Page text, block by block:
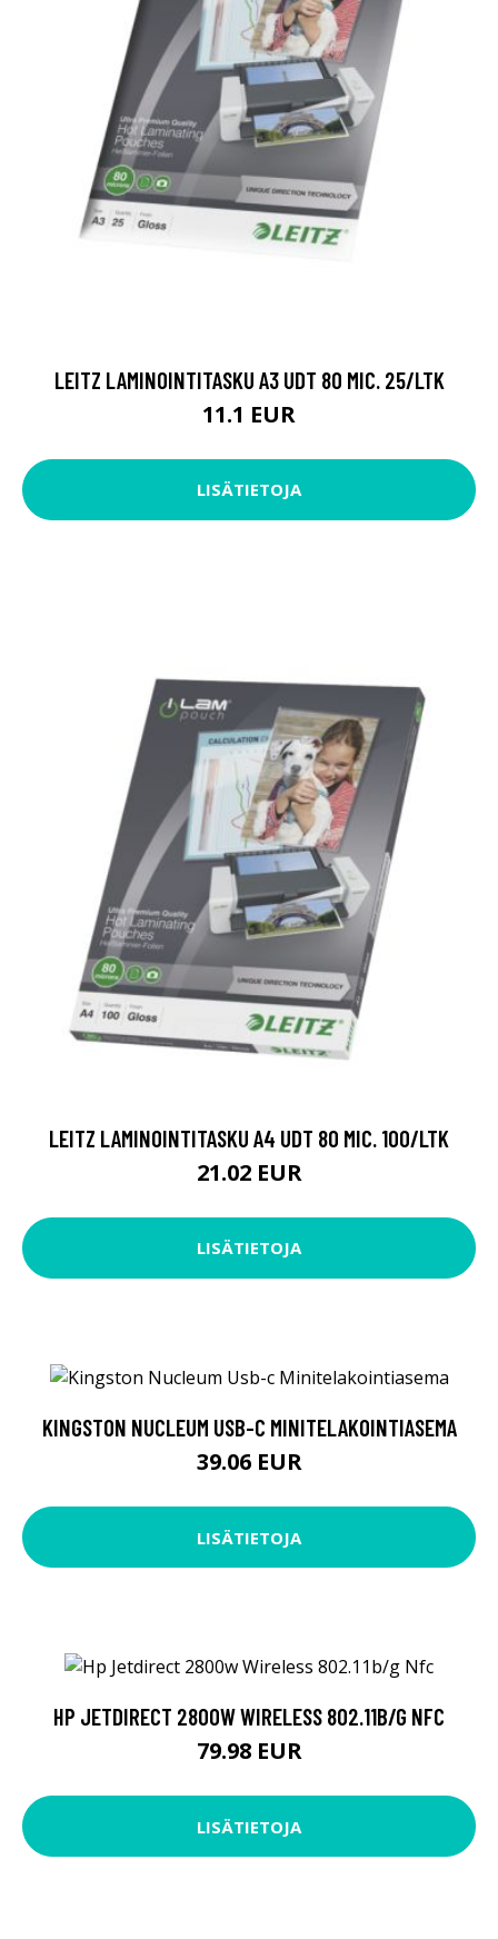
LEITZ LAMINOINTITASKU A3 UDT 80 MIC. 25/LTK
11.1 EUR
LISÄTIETOJA
LEITZ LAMINOINTITASKU A4 UDT 80 MIC. 100/LTK
21.02 EUR
LISÄTIETOJA
KINGSTON NUCLEUM USB-C MINITELAKOINTIASEMA
39.06 EUR
LISÄTIETOJA
HP JETDIRECT 2800W WIRELESS 802.11B/G NFC
79.98 EUR
LISÄTIETOJA